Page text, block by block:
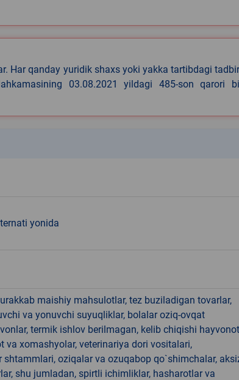
Har qanday yuridik shaxs yoki yakka tartibdagi
03.08.2021 yildagi 485-son qarori
yonida
maishiy mahsulotlar, tez buziladigan tovarlar,
va yonuvchi suyuqliklar, bolalar oziq-ovqat
termik ishlov berilmagan, kelib chiqishi
va xomashyolar, veterinariya dori vositalari,
shtammlari, oziqalar va ozuqabop qo`shimchalar,
shu jumladan, spirtli ichimliklar, hasharotlar va